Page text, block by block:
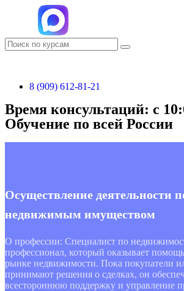
8 (909) 612-81-21
Время консультаций: с
Обучение по всей России
Осуществление деятельности
недвижимым имуществом
О профессии: Специалист по
профессионал, который оказывает
рынке недвижимости. Пока покупатели
принимают решения о сделках, он
всестороннюю поддержку и управление